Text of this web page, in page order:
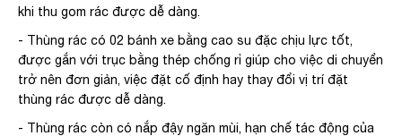
khi thu gom rác được dễ dàng.
- Thùng rác có 02 bánh xe bằng cao su đặc chịu lực tốt,
được gắn với trục bằng thép chống rỉ giúp cho việc di chuyển
trở nên đơn giản, việc đặt cố định hay thay đổi vị trí đặt
thùng rác được dễ dàng.
- Thùng rác còn có nắp đậy ngăn mùi, hạn chế tác động của